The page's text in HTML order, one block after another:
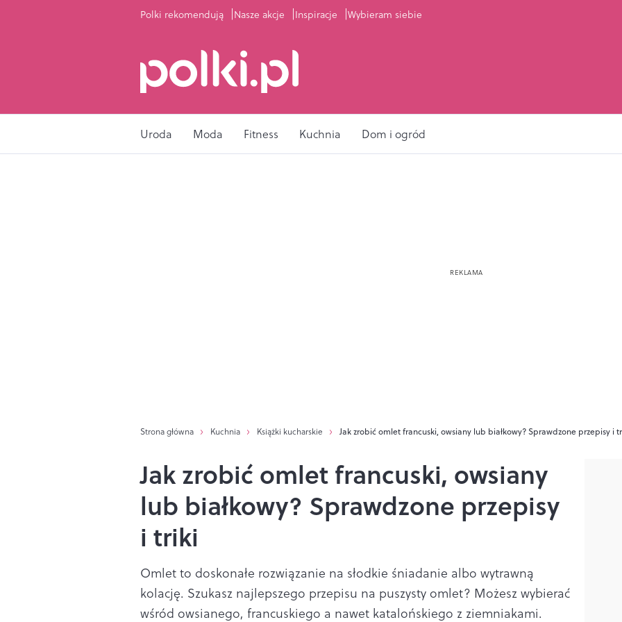
Polki rekomendują Nasze akcje Inspiracje Wybieram siebie
Uroda Moda Fitness Kuchnia Dom i ogród
Strona główna Kuchnia Książki kucharskie Jak zrobić omlet francuski, owsiany lub białkowy? Sprawdzone przepisy i
Jak zrobić omlet francuski, owsiany
lub białkowy? Sprawdzone przepisy
i triki
Omlet to doskonałe rozwiązanie na słodkie śniadanie albo wytrawną
kolację. Szukasz najlepszego przepisu na puszysty omlet? Możesz wybierać
wśród owsianego, francuskiego a nawet katalońskiego z ziemniakami.